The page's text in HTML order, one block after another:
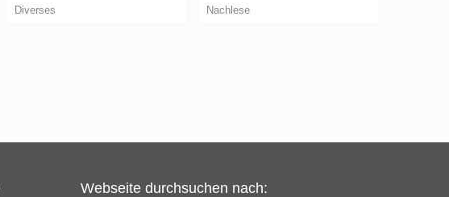
Diverses Nachlese
Webseite durchsuchen nach: